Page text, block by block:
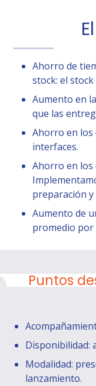
Ahorro de
stock: el
Aumento en
que las
Ahorro en los
interfaces.
Ahorro en los
preparación y
Aumento de
promedio por
Puntos
Disponibilidad:
Modalidad:
lanzamiento.